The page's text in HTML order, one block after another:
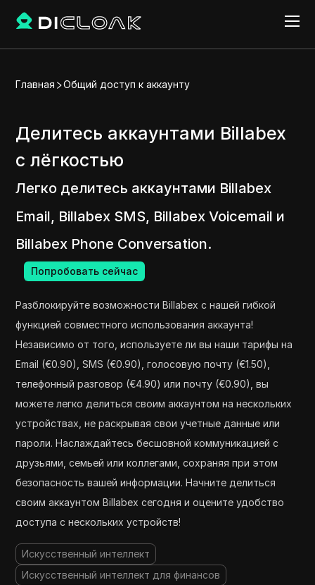
Главная Общий доступ к аккаунту
Делитесь аккаунтами Billabex
с лёгкостью
Легко делитесь аккаунтами Billabex
Email, Billabex SMS, Billabex Voicemail и
Billabex Phone Conversation.
Попробовать сейчас
Разблокируйте возможности Billabex с нашей гибкой
функцией совместного использования аккаунта!
Независимо от того, используете ли вы наши тарифы на
Email (€0.90), SMS (€0.90), голосовую почту (€1.50),
телефонный разговор (€4.90) или почту (€0.90), вы
можете легко делиться своим аккаунтом на нескольких
устройствах, не раскрывая свои учетные данные или
пароли. Наслаждайтесь бесшовной коммуникацией с
друзьями, семьей или коллегами, сохраняя при этом
безопасность вашей информации. Начните делиться
своим аккаунтом Billabex сегодня и оцените удобство
доступа с нескольких устройств!
Искусственный интеллект
Искусственный интеллект для финансов